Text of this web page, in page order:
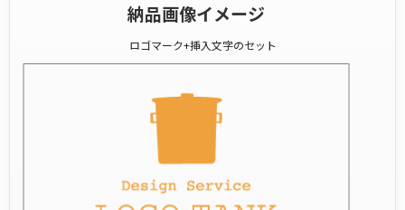
納品画像イメージ
ロゴマーク+挿入文字のセット